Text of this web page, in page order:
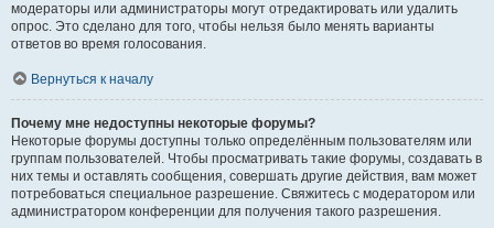
модераторы или администраторы могут отредактировать или удалить
опрос. Это сделано для того, чтобы нельзя было менять варианты
ответов во время голосования.
Вернуться к началу
Почему мне недоступны некоторые форумы?
Некоторые форумы доступны только определённым пользователям или
группам пользователей. Чтобы просматривать такие форумы, создавать в
них темы и оставлять сообщения, совершать другие действия, вам может
потребоваться специальное разрешение. Свяжитесь с модератором или
администратором конференции для получения такого разрешения.